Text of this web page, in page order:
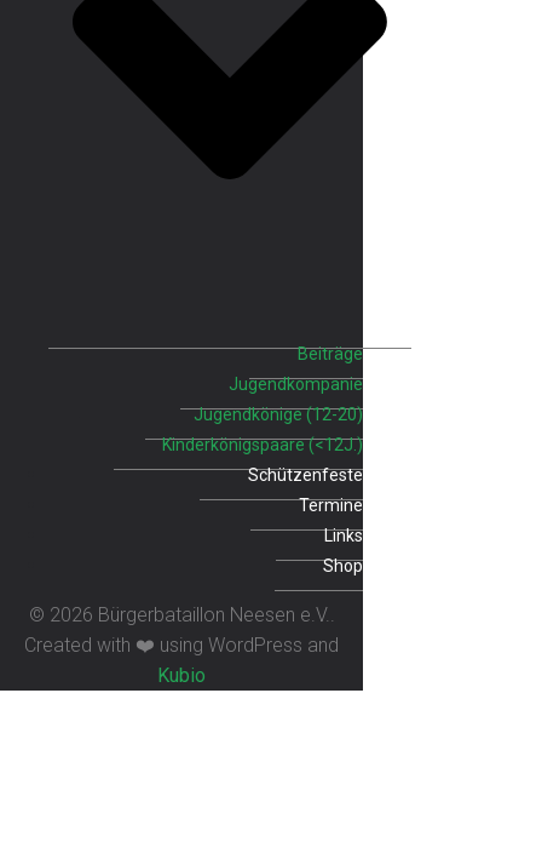
Beiträge
Jugendkompanie
Jugendkönige (12-20)
Kinderkönigspaare (<12J.)
Schützenfeste
Termine
Links
Shop
© 2026 Bürgerbataillon Neesen e.V..
Created with ❤️ using WordPress and
Kubio